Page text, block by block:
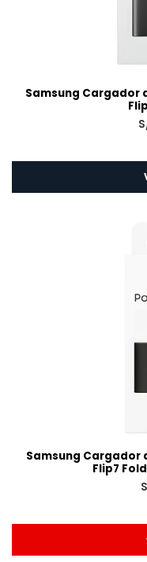
Samsung Cargador
Samsung Cargador
Flip7